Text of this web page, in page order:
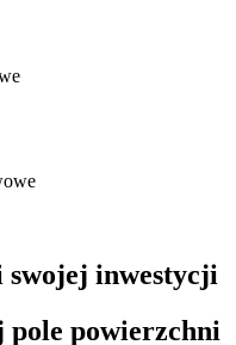
swojej inwestycji
powierzchni